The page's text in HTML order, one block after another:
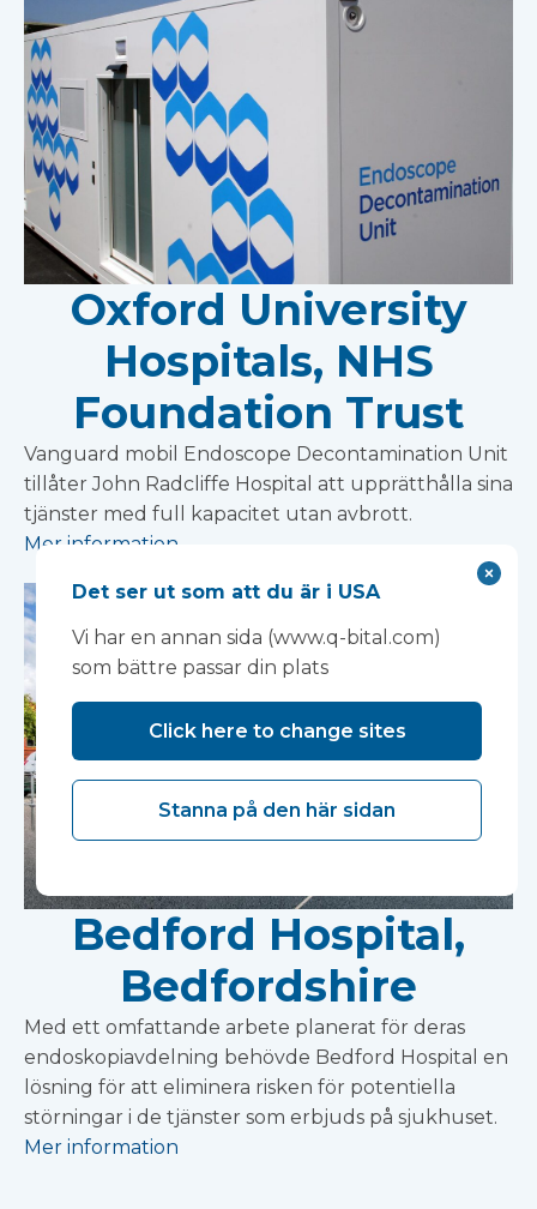
Oxford University
Hospitals, NHS
Foundation Trust
Vanguard mobil Endoscope Decontamination Unit
tillåter John Radcliffe Hospital att upprätthålla sina
tjänster med full kapacitet utan avbrott.
Mer information
Bedford Hospital,
Bedfordshire
Med ett omfattande arbete planerat för deras
endoskopiavdelning behövde Bedford Hospital en
lösning för att eliminera risken för potentiella
störningar i de tjänster som erbjuds på sjukhuset.
Mer information
Det ser ut som att du är i USA
Vi har en annan sida (www.q-bital.com)
som bättre passar din plats
Click here to change sites
Stanna på den här sidan